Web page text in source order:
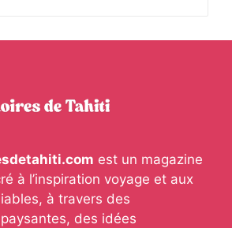
est un magazine
à l’inspiration voyage et aux
à travers des
des idées